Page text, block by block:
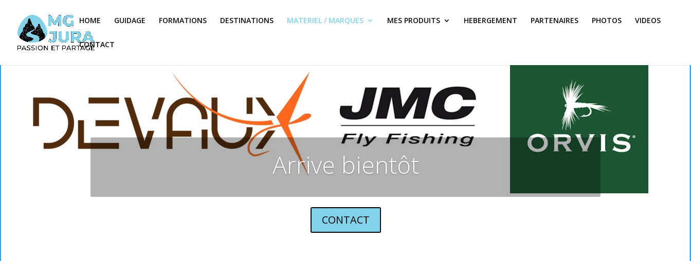
HOME GUIDAGE FORMATIONS DESTINATIONS MATERIEL / MARQUES MES PRODUITS HEBERGEMENT PARTENAIRES PHOTOS VIDEOS
CONTACT
Arrive bientôt
CONTACT